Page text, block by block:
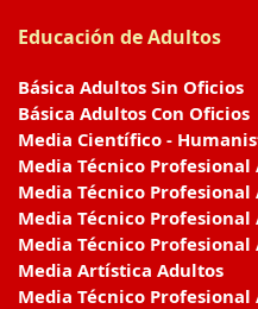
Educación de Adultos
Básica Adultos Sin Oficios
Básica Adultos Con Oficios
Media Científico -
Media Técnico
Media Técnico Profesional
Media Técnico
Media Técnico
Media Artística Adultos
Media Técnico